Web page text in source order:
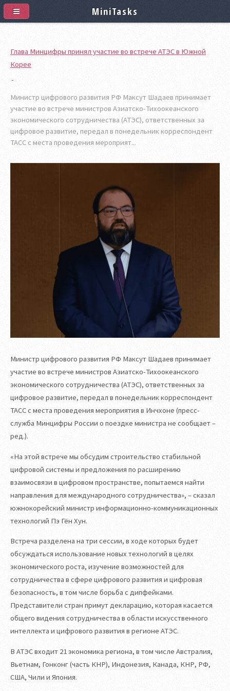
Глава Минцифры принял участие во встрече АТЭС в Южной
Корее
Министр цифрового развития РФ Максут Шадаев принимает
участие во встрече министров Азиатско-Тихоокеанского
экономического сотрудничества (АТЭС), ответственных за
цифровое развитие, передал в понедельник корреспондент
ТАСС с места проведения мероприят...
Министр цифрового развития РФ Максут Шадаев принимает
участие во встрече министров Азиатско-Тихоокеанского
экономического сотрудничества (АТЭС), ответственных за
цифровое развитие, передал в понедельник корреспондент
ТАСС с места проведения мероприятия в Инчхоне (пресс-
служба Минцифры России о поездке министра не сообщает –
ред.).
«На этой встрече мы обсудим строительство стабильной
цифровой системы и предложения по расширению
взаимосвязи в цифровом пространстве, попытаемся найти
направления для международного сотрудничества», – сказал
южнокорейский министр информационно-коммуникационных
технологий Пэ Гён Хун.
Встреча разделена на три сессии, в ходе которых будет
обсуждаться использование новых технологий в целях
экономического роста, изучение возможностей для
сотрудничества в сфере цифрового развития и цифровая
безопасность, в том числе борьба с дипфейками.
Представители стран примут декларацию, которая касается
общего видения сотрудничества в области искусственного
интеллекта и цифрового развития в регионе АТЭС.
В АТЭС входит 21 экономика региона, в том числе Австралия,
Вьетнам, Гонконг (часть КНР), Индонезия, Канада, КНР, РФ,
США, Чили и Япония.
MiniTasks